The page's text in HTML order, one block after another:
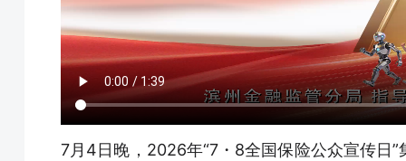
7月4日晚，2026年“7・8全国保险公众宣传日